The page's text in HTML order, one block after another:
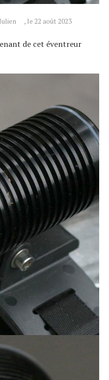
, le 22 août 2023
de cet éventreur